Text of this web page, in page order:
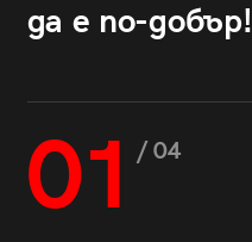
да е по-добър!
01 / 04